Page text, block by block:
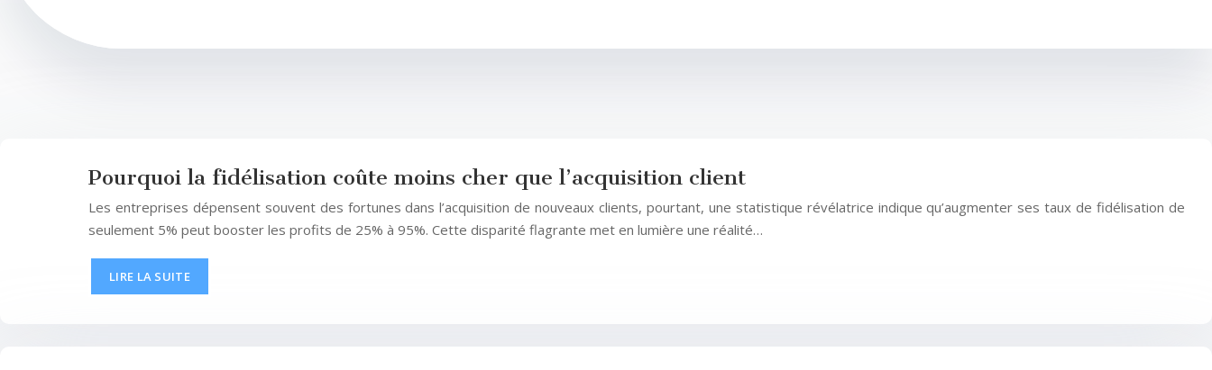
Pourquoi la fidélisation coûte moins cher que l’acquisition client
Les entreprises dépensent souvent des fortunes dans l’acquisition de nouveaux clients, pourtant, une statistique révélatrice indique qu’augmenter ses taux de fidélisation de
seulement 5% peut booster les profits de 25% à 95%. Cette disparité flagrante met en lumière une réalité…
LIRE LA SUITE